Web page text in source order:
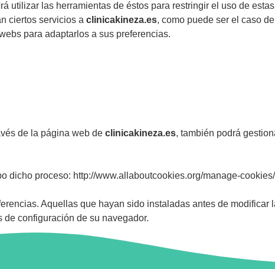
utilizar las herramientas de éstos para restringir el uso de
ciertos servicios a clinicakineza.es, como puede ser el caso
para adaptarlos a sus preferencias.
de la página web de clinicakineza.es, también podrá
dicho proceso: http://www.allaboutcookies.org/manage-cookies/
Aquellas que hayan sido instaladas antes de modificar
configuración de su navegador.